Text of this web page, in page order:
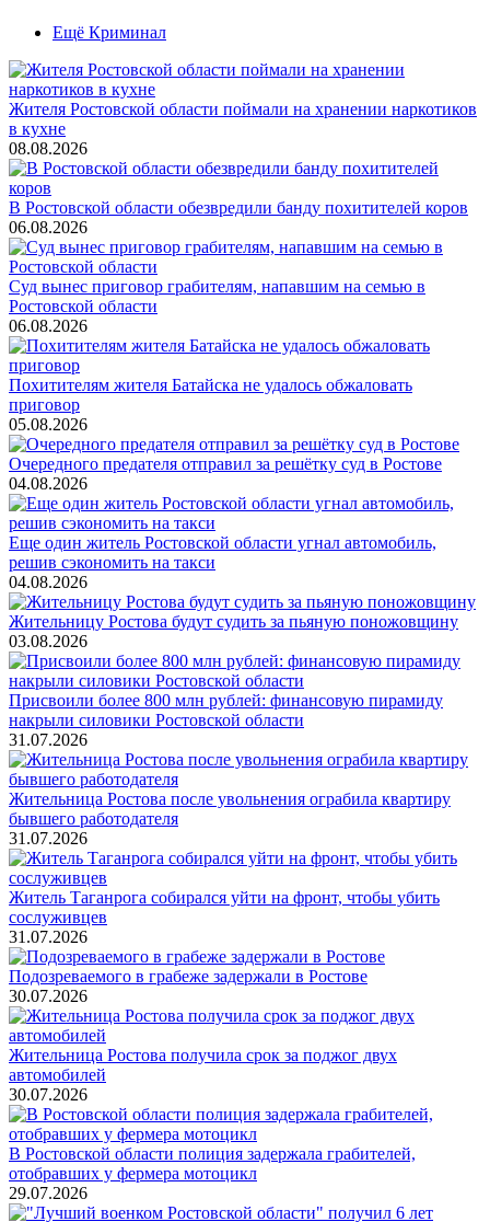
Ещё Криминал
Жителя Ростовской области поймали на хранении наркотиков
в кухне
08.08.2026
В Ростовской области обезвредили банду похитителей коров
06.08.2026
Суд вынес приговор грабителям, напавшим на семью в
Ростовской области
06.08.2026
Похитителям жителя Батайска не удалось обжаловать
приговор
05.08.2026
Очередного предателя отправил за решётку суд в Ростове
04.08.2026
Еще один житель Ростовской области угнал автомобиль,
решив сэкономить на такси
04.08.2026
Жительницу Ростова будут судить за пьяную поножовщину
03.08.2026
Присвоили более 800 млн рублей: финансовую пирамиду
накрыли силовики Ростовской области
31.07.2026
Жительница Ростова после увольнения ограбила квартиру
бывшего работодателя
31.07.2026
Житель Таганрога собирался уйти на фронт, чтобы убить
сослуживцев
31.07.2026
Подозреваемого в грабеже задержали в Ростове
30.07.2026
Жительница Ростова получила срок за поджог двух
автомобилей
30.07.2026
В Ростовской области полиция задержала грабителей,
отобравших у фермера мотоцикл
29.07.2026